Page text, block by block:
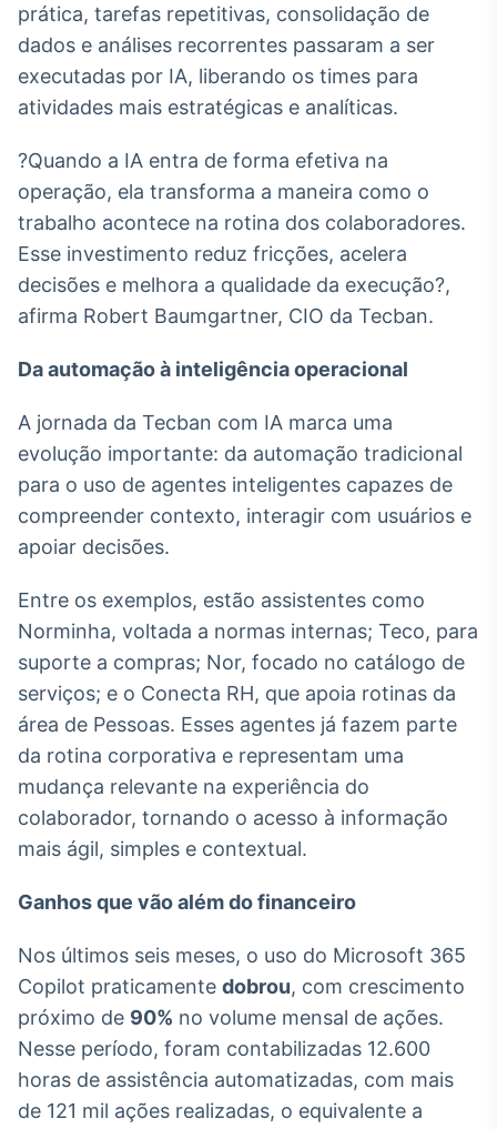
Wallboard
Conteúdos e
dados para
displays e telas
Broadcast
Curadoria de
conteúdos
noticiosos
Soluções de
Tecnologia
Broadcast
Monitoramento
notícias e
Broadcast
Fundos
de investimento
no Brasil
IA
Em breve
BroadFast
Em breve
Gestão de
Investimentos
Em breve
prática, tarefas repetitivas, consolidação de
dados e análises recorrentes passaram a ser
executadas por IA, liberando os times para
atividades mais estratégicas e analíticas.
?Quando a IA entra de forma efetiva na
operação, ela transforma a maneira como o
trabalho acontece na rotina dos colaboradores.
Esse investimento reduz fricções, acelera
decisões e melhora a qualidade da execução?,
afirma Robert Baumgartner, CIO da Tecban.
Da automação à inteligência operacional
A jornada da Tecban com IA marca uma
evolução importante: da automação tradicional
para o uso de agentes inteligentes capazes de
compreender contexto, interagir com usuários e
apoiar decisões.
Entre os exemplos, estão assistentes como
Norminha, voltada a normas internas; Teco, para
suporte a compras; Nor, focado no catálogo de
serviços; e o Conecta RH, que apoia rotinas da
área de Pessoas. Esses agentes já fazem parte
da rotina corporativa e representam uma
mudança relevante na experiência do
colaborador, tornando o acesso à informação
mais ágil, simples e contextual.
Ganhos que vão além do financeiro
Nos últimos seis meses, o uso do Microsoft 365
Copilot praticamente dobrou, com crescimento
próximo de 90% no volume mensal de ações.
Nesse período, foram contabilizadas 12.600
horas de assistência automatizadas, com mais
de 121 mil ações realizadas, o equivalente a